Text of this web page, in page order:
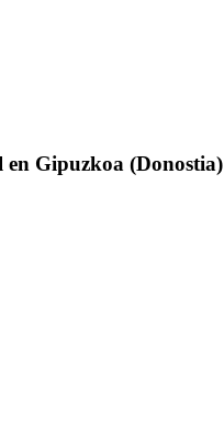
en Gipuzkoa (Donostia)